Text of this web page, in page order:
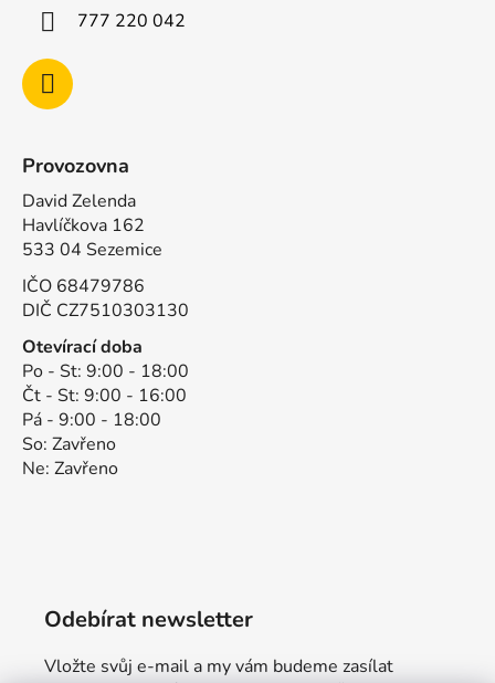
777 220 042
Provozovna
David Zelenda
Havlíčkova 162
533 04 Sezemice
IČO 68479786
DIČ CZ7510303130
Otevírací doba
Po - St: 9:00 - 18:00
Čt - St: 9:00 - 16:00
Pá - 9:00 - 18:00
So: Zavřeno
Ne: Zavřeno
Odebírat newsletter
Vložte svůj e-mail a my vám budeme zasílat